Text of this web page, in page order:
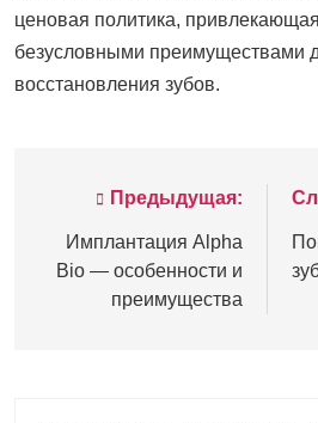
ценовая политика,
безусловными преимуществами
восстановления зубов.
Навигация
по
записям
Предыдущая:
Имплантация Alpha
Bio — особенности и
преимущества